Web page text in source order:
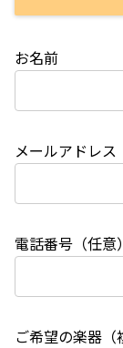
お名前
メールアドレス
電話番号（任意）
ご希望の楽器（